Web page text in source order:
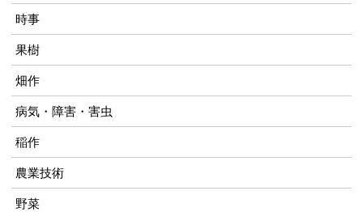
時事
果樹
畑作
病気・障害・害虫
稲作
農業技術
野菜